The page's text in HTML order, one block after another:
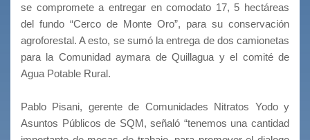
se compromete a entregar en comodato 17, 5 hectáreas
del fundo “Cerco de Monte Oro”, para su conservación
agroforestal. A esto, se sumó la entrega de dos camionetas
para la Comunidad aymara de Quillagua y el comité de
Agua Potable Rural.
Pablo Pisani, gerente de Comunidades Nitratos Yodo y
Asuntos Públicos de SQM, señaló “tenemos una cantidad